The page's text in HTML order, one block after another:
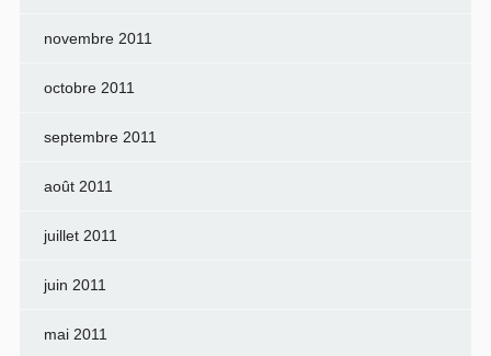
novembre 2011
octobre 2011
septembre 2011
août 2011
juillet 2011
juin 2011
mai 2011